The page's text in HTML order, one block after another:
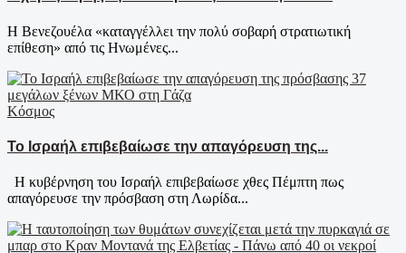
Η Βενεζουέλα «καταγγέλλει την πολύ σοβαρή στρατιωτική
επίθεση» από τις Ηνωμένες...
Κόσμος
Το Ισραήλ επιβεβαίωσε την απαγόρευση της...
Η κυβέρνηση του Ισραήλ επιβεβαίωσε χθες Πέμπτη πως
απαγόρευσε την πρόσβαση στη Λωρίδα...